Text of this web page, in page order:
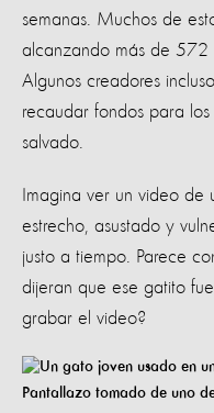
semanas. Muchos de
alcanzando más de 572
Algunos creadores
recaudar fondos para
salvado.
Imagina ver un video
estrecho, asustado y
justo a tiempo. Parece
dijeran que ese gatito
grabar el video?
Pantallazo tomado de uno